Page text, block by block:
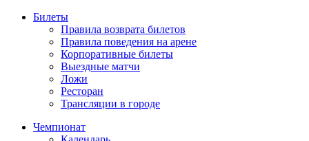
Билеты
Правила возврата билетов
Правила поведения на арене
Корпоративные билеты
Выездные матчи
Ложи
Ресторан
Трансляции в городе
Чемпионат